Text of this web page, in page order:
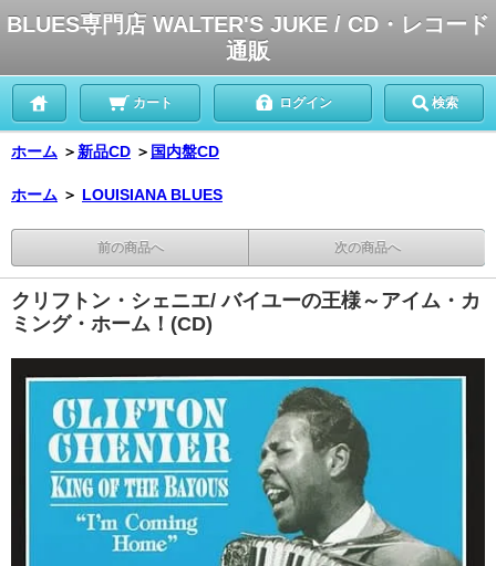
BLUES専門店 WALTER'S JUKE / CD・レコード
通販
カート ログイン 検索
ホーム ＞ 新品CD ＞ 国内盤CD
ホーム ＞ LOUISIANA BLUES
前の商品へ 次の商品へ
クリフトン・シェニエ/ バイユーの王様～アイム・カ
ミング・ホーム！(CD)